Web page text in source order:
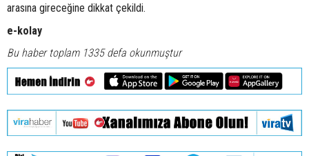
arasına gireceğine dikkat çekildi.
e-kolay
Bu haber toplam 1335 defa okunmuştur